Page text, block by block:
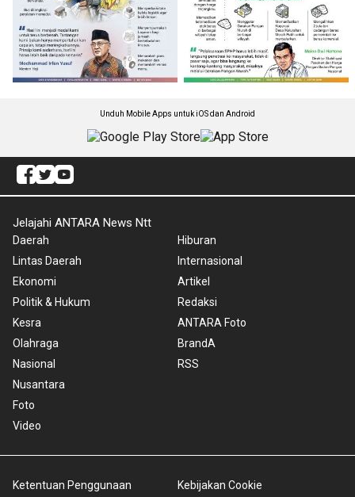
Unduh Mobile Apps untuk iOS dan Android
Jelajahi ANTARA News Ntt
Daerah
Lintas Daerah
Ekonomi
Politik & Hukum
Kesra
Olahraga
Nasional
Nusantara
Foto
Video
Hiburan
Internasional
Artikel
Redaksi
ANTARA Foto
BrandA
RSS
Ketentuan Penggunaan Kebijakan Cookie